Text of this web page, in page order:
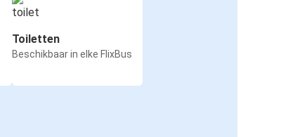
Toiletten
Beschikbaar in elke FlixBus